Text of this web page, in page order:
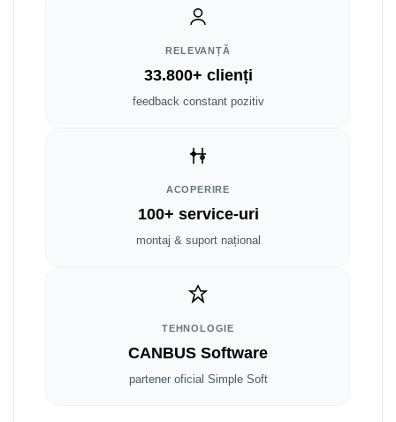
Rame adaptoare Isuzu
Rame adaptoare Land Rover
RELEVANȚĂ
33.800+ clienți
feedback constant pozitiv
ACOPERIRE
100+ service-uri
montaj & suport național
TEHNOLOGIE
CANBUS Software
partener oficial Simple Soft